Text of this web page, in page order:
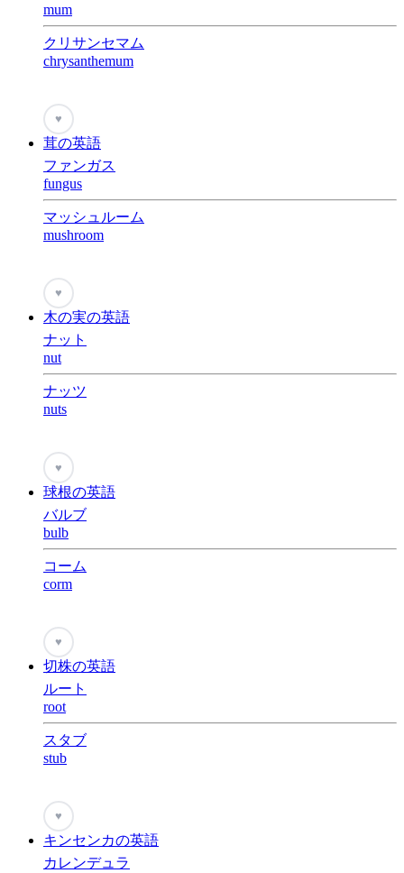
mum
クリサンセマム
chrysanthemum
♥
茸の英語
ファンガス
fungus
マッシュルーム
mushroom
♥
木の実の英語
ナット
nut
ナッツ
nuts
♥
球根の英語
バルブ
bulb
コーム
corm
♥
切株の英語
ルート
root
スタブ
stub
♥
キンセンカの英語
カレンデュラ